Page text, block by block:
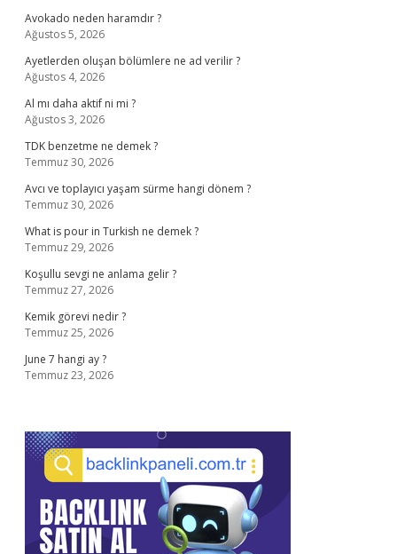
Avokado neden haramdır ?
Ağustos 5, 2026
Ayetlerden oluşan bölümlere ne ad verilir ?
Ağustos 4, 2026
Al mı daha aktif ni mi ?
Ağustos 3, 2026
TDK benzetme ne demek ?
Temmuz 30, 2026
Avcı ve toplayıcı yaşam sürme hangi dönem ?
Temmuz 30, 2026
What is pour in Turkish ne demek ?
Temmuz 29, 2026
Koşullu sevgi ne anlama gelir ?
Temmuz 27, 2026
Kemik görevi nedir ?
Temmuz 25, 2026
June 7 hangi ay ?
Temmuz 23, 2026